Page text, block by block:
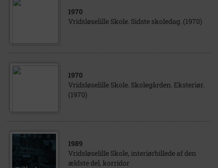
1970
Vridsløselille Skole. Sidste skoledag. (1970)
1970
Vridsløselille Skole. Skolegården. Eksteriør.
(1970)
1989
Vridsløselille Skole, interiørbillede af den
ældste del, korridor